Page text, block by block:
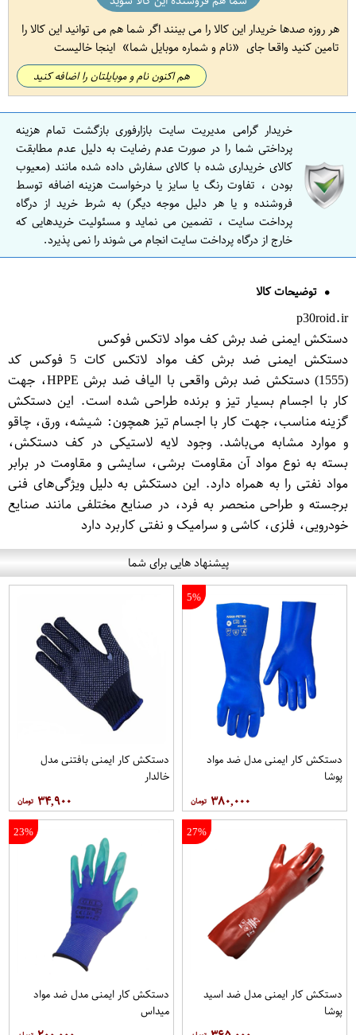
هر روزه صدها خریدار این کالا را می بینند اگر شما هم می توانید این کالا را
تامین کنید واقعا جای
نام و شماره موبایل شما اینجا خالیست
هم اکنون نام و موبایلتان را اضافه کنید
خریدار گرامی مدیریت سایت بازارفوری بازگشت تمام هزینه
پرداختی شما را در صورت عدم رضایت به دلیل عدم مطابقت
کالای خریداری شده با کالای سفارش داده شده مانند (معیوب
بودن ، تفاوت رنگ یا سایز یا درخواست هزینه اضافه توسط
فروشنده و یا هر دلیل موجه دیگر) به شرط خرید از درگاه
پرداخت سایت ، تضمین می نماید و مسئولیت خریدهایی که
خارج از درگاه پرداخت سایت انجام می شوند را نمی پذیرد.
توضیحات کالا
p30roid.ir
دستکش ایمنی ضد برش کف مواد لاتکس فوکس
دستکش ایمنی ضد برش کف مواد لاتکس کات 5 فوکس کد
(1555) دستکش ضد برش واقعی با الیاف ضد برش HPPE، جهت
کار با اجسام بسیار تیز و برنده طراحی شده است. این دستکش
گزینه مناسب، جهت کار با اجسام تیز همچون: شیشه، ورق، چاقو
و موارد مشابه می‌باشد. وجود لایه لاستیکی در کف دستکش،
بسته به نوع مواد آن مقاومت برشی، سایشی و مقاومت در برابر
مواد نفتی را به همراه دارد. این دستکش به دلیل ویژگی‌های فنی
برجسته و طراحی منحصر به فرد، در صنایع مختلفی مانند صنایع
خودرویی، فلزی، کاشی و سرامیک و نفتی کاربرد دارد
پیشنهاد هایی برای شما
5%
دستکش کار ایمنی مدل ضد مواد
پوشا
۳۸۰,۰۰۰
دستکش کار ایمنی بافتنی مدل
خالدار
۳۴,۹۰۰
27%
دستکش کار ایمنی مدل ضد اسید
پوشا
23%
دستکش کار ایمنی مدل ضد مواد
میداس